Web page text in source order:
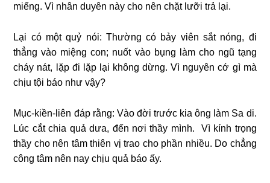
miếng. Vì nhân duyên này cho nên chặt lưỡi trả lại.
Lại có một quỷ nói: Thường có bảy viên sắt nóng, đi
thẳng vào miệng con; nuốt vào bụng làm cho ngũ tạng
cháy nát, lặp đi lặp lại không dừng. Vì nguyên cớ gì mà
chịu tội báo như vậy?
Mục-kiền-liên đáp rằng: Vào đời trước kia ông làm Sa di.
Lúc cắt chia quả dưa, đến nơi thầy mình. Vì kính trọng
thầy cho nên tâm thiên vị trao cho phần nhiều. Do chẳng
công tâm nên nay chịu quả báo ấy.